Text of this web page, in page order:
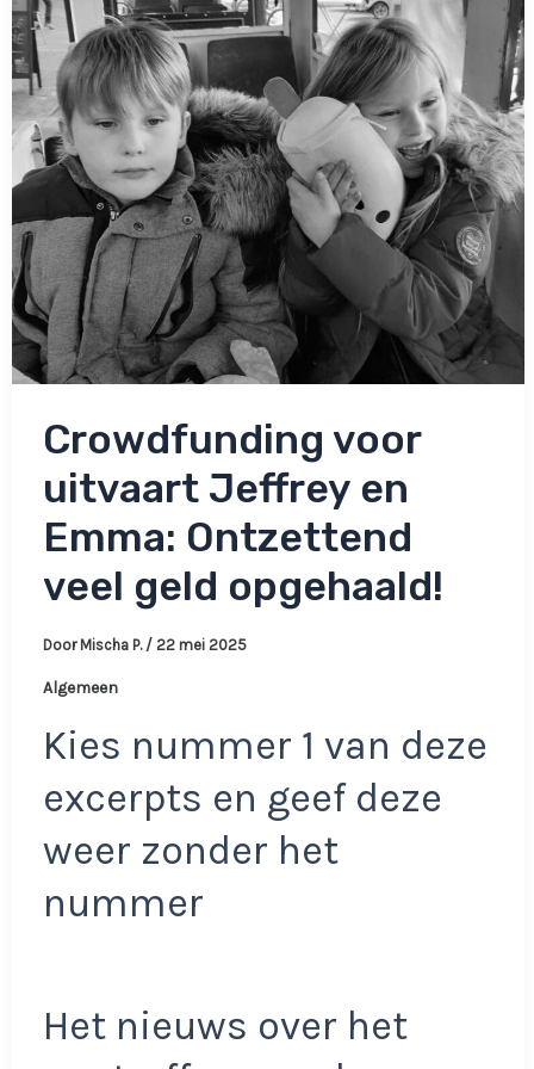
Crowdfunding voor
uitvaart Jeffrey en
Emma: Ontzettend
veel geld opgehaald!
Door Mischa P. / 22 mei 2025
Algemeen
Kies nummer 1 van deze
excerpts en geef deze
weer zonder het
nummer
Het nieuws over het